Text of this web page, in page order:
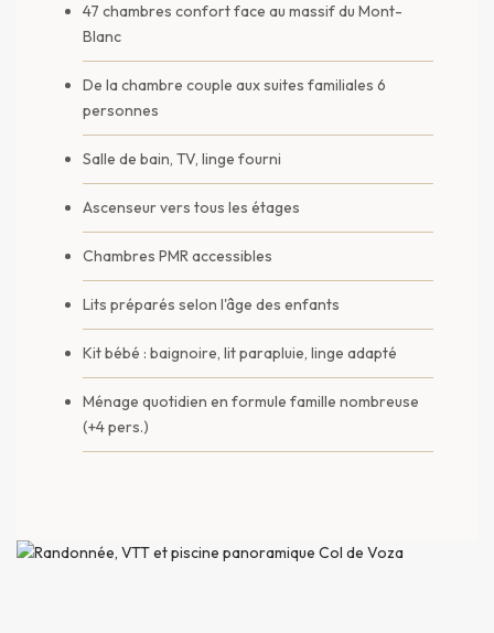
47 chambres confort face au massif du Mont-
Blanc
De la chambre couple aux suites familiales 6
personnes
Salle de bain, TV, linge fourni
Ascenseur vers tous les étages
Chambres PMR accessibles
Lits préparés selon l'âge des enfants
Kit bébé : baignoire, lit parapluie, linge adapté
Ménage quotidien en formule famille nombreuse
(+4 pers.)